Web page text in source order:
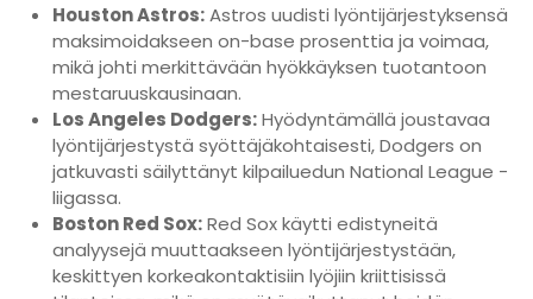
Houston Astros:Astros uudisti lyöntijärjestyksensä
maksimoidakseen on-base prosenttia ja voimaa,
mikä johti merkittävään hyökkäyksen tuotantoon
mestaruuskausinaan.
Los Angeles Dodgers:Hyödyntämällä joustavaa
lyöntijärjestystä syöttäjäkohtaisesti, Dodgers on
jatkuvasti säilyttänyt kilpailuedun National League -
liigassa.
Boston Red Sox:Red Sox käytti edistyneitä
analyysejä muuttaakseen lyöntijärjestystään,
keskittyen korkeakontaktisiin lyöjiin kriittisissä